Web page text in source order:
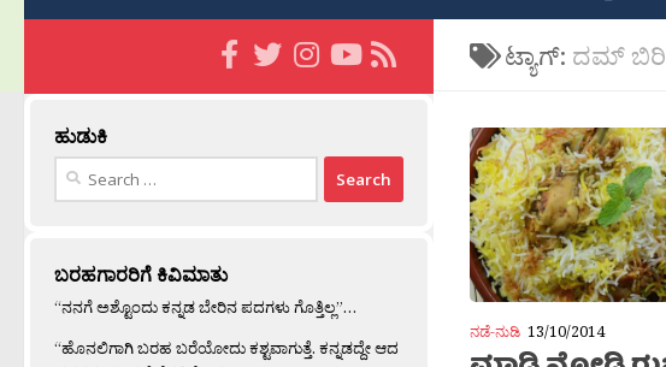
ಟ್ಯಾಗ್: ದಮ್
ನಡೆ-ನುಡಿ 13/10/2014
ಹುಡುಕಿ
Search
ಬರಹಗಾರರಿಗೆ ಕಿವಿಮಾತು
“ನನಗೆ ಅಶ್ಟೊಂದು ಕನ್ನಡ ಬೇರಿನ ಪದಗಳು ಗೊತ್ತಿಲ್ಲ”…
“ಹೊನಲಿಗಾಗಿ ಬರಹ ಬರೆಯೋದು ಕಶ್ಟವಾಗುತ್ತೆ. ಕನ್ನಡದ್ದೇ ಆದ